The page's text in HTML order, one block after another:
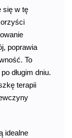
się w tę
poprawia
To
długim dniu.
terapii
idealne